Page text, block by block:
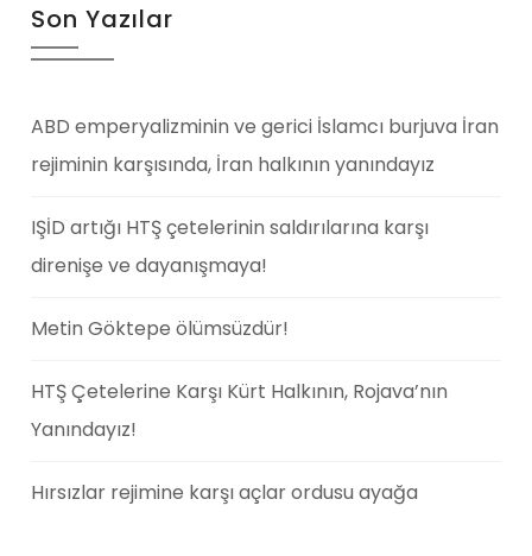
Son Yazılar
ABD emperyalizminin ve gerici İslamcı burjuva İran
rejiminin karşısında, İran halkının yanındayız
IŞİD artığı HTŞ çetelerinin saldırılarına karşı
direnişe ve dayanışmaya!
Metin Göktepe ölümsüzdür!
HTŞ Çetelerine Karşı Kürt Halkının, Rojava’nın
Yanındayız!
Hırsızlar rejimine karşı açlar ordusu ayağa